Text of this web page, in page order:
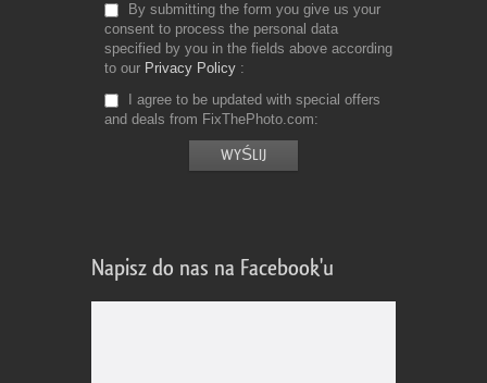
By submitting the form you give us your
consent to process the personal data
specified by you in the fields above according
to our Privacy Policy
I agree to be updated with special offers
and deals from FixThePhoto.com
Napisz do nas na Facebook'u